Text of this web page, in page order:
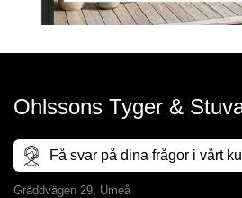
Ohlssons Tyger &
Få svar på dina frågor i vårt
Gräddvägen 29, Umeå